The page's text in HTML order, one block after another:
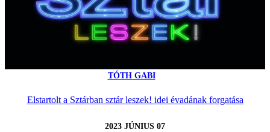
TÓTH GABI
Elstartolt a Sztárban sztár leszek! idei évadának forgatása
2023 JÚNIUS 07